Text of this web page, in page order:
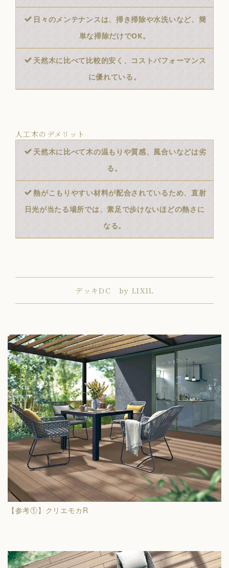
日々のメンテナンスは、掃き掃除や水洗いなど、簡
単な掃除だけでOK。
天然木に比べて比較的安く、コストパフォーマンス
に優れている。
人工木のデメリット
天然木に比べて木の温もりや質感、風合いなどは劣
る。
熱がこもりやすい材料が配合されているため、直射
日光が当たる場所では、素足で歩けないほどの熱さに
なる。
デッキDC by LIXIL
【参考①】クリエモカR